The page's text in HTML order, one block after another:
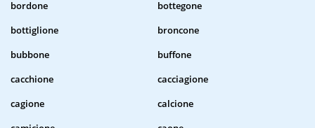
bordone
bottegone
bottiglione
broncone
bubbone
buffone
cacchione
cacciagione
cagione
calcione